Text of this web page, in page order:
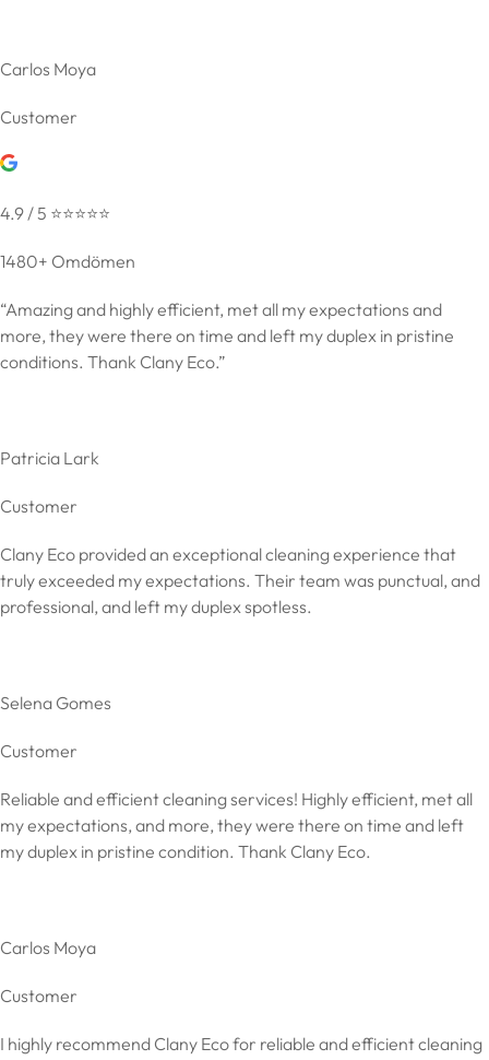
Carlos Moya
Customer
4.9 / 5 ⭐️⭐️⭐️⭐️⭐️
1480+ Omdömen
“Amazing and highly efficient, met all my expectations and
more, they were there on time and left my duplex in pristine
conditions. Thank Clany Eco.”
Patricia Lark
Customer
Clany Eco provided an exceptional cleaning experience that
truly exceeded my expectations. Their team was punctual, and
professional, and left my duplex spotless.
Selena Gomes
Customer
Reliable and efficient cleaning services! Highly efficient, met all
my expectations, and more, they were there on time and left
my duplex in pristine condition. Thank Clany Eco.
Carlos Moya
Customer
I highly recommend Clany Eco for reliable and efficient cleaning